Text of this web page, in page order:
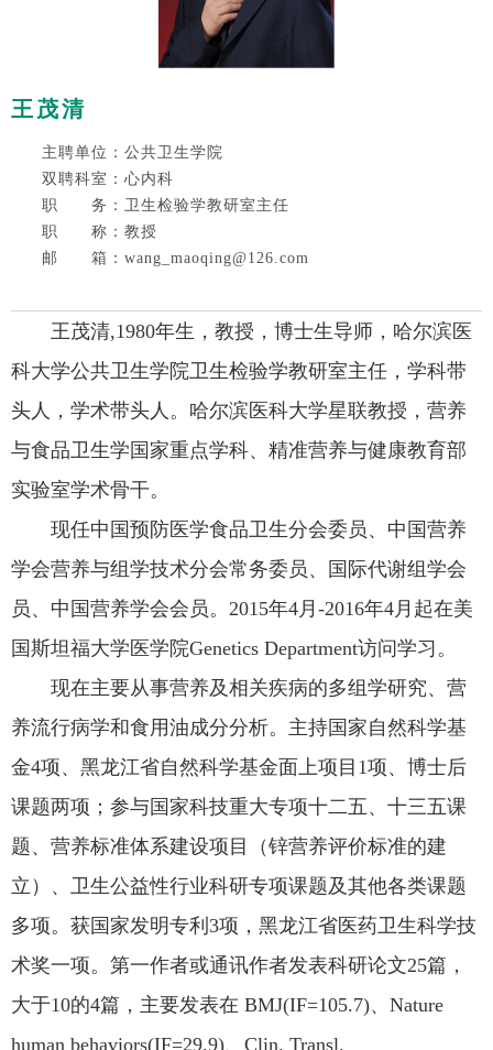
王茂清
主聘单位：公共卫生学院
双聘科室：心内科
职 务：卫生检验学教研室主任
职 称：教授
邮 箱：wang_maoqing@126.com
王茂清,1980年生，教授，博士生导师，哈尔滨医
科大学公共卫生学院卫生检验学教研室主任，学科带
头人，学术带头人。哈尔滨医科大学星联教授，营养
与食品卫生学国家重点学科、精准营养与健康教育部
实验室学术骨干。
现任中国预防医学食品卫生分会委员、中国营养
学会营养与组学技术分会常务委员、国际代谢组学会
员、中国营养学会会员。2015年4月-2016年4月起在美
国斯坦福大学医学院Genetics Department访问学习。
现在主要从事营养及相关疾病的多组学研究、营
养流行病学和食用油成分分析。主持国家自然科学基
金4项、黑龙江省自然科学基金面上项目1项、博士后
课题两项；参与国家科技重大专项十二五、十三五课
题、营养标准体系建设项目（锌营养评价标准的建
立）、卫生公益性行业科研专项课题及其他各类课题
多项。获国家发明专利3项，黑龙江省医药卫生科学技
术奖一项。第一作者或通讯作者发表科研论文25篇，
大于10的4篇，主要发表在 BMJ(IF=105.7)、Nature
human behaviors(IF=29.9)、Clin. Transl.